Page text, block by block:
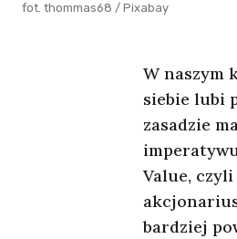
fot. thommas68 / Pixabay
W naszym
siebie lubi
zasadzie
Value,
bardziej